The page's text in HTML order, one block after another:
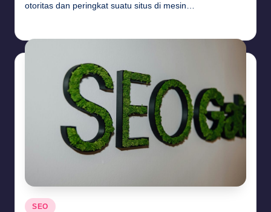
otoritas dan peringkat suatu situs di mesin…
Posted
SEO